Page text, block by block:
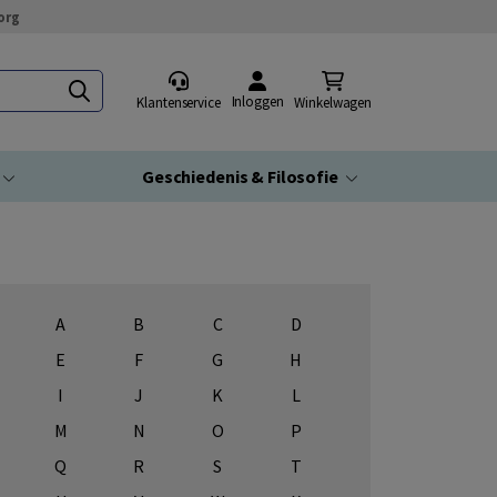
Klantenservice Inloggen Winkelwagen
Geschiedenis & Filosofie
A B C
D
E
F G
H
I
J K
L
M
N O
P
Q
R S
T